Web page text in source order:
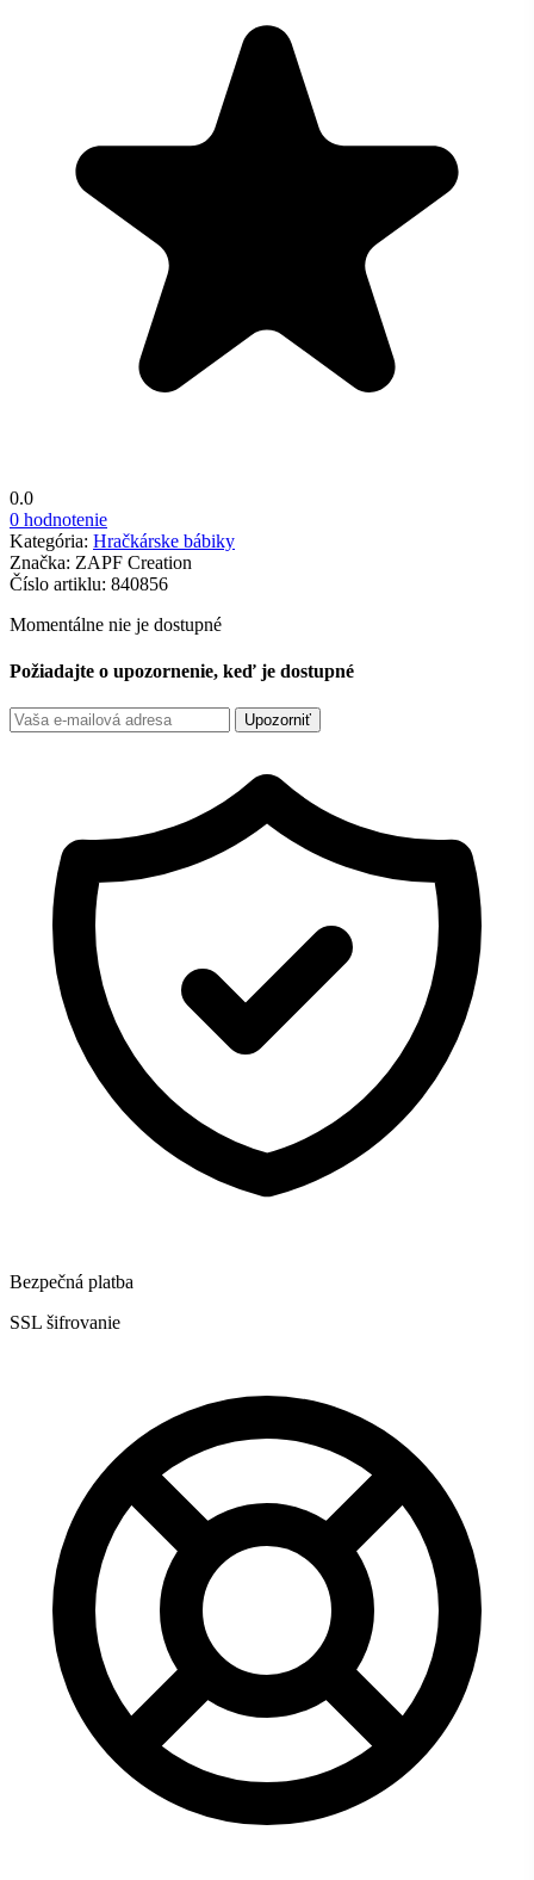
0.0
0 hodnotenie
Kategória: Hračkárske bábiky
Značka: ZAPF Creation
Číslo artiklu: 840856
Momentálne nie je dostupné
Požiadajte o upozornenie, keď je dostupné
Upozorniť
Bezpečná platba
SSL šifrovanie